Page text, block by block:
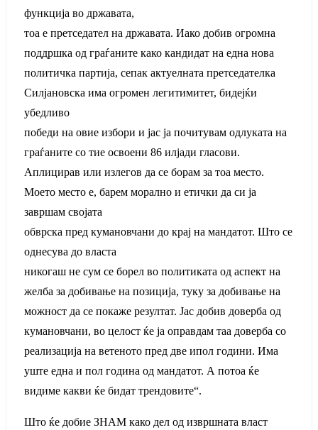
функција во државата,
тоа е претседател на државата. Иако добив огромна
поддршка од граѓаните како кандидат на една нова
политичка партија, сепак актуелната претседателка
Силјановска има огромен легитимитет, бидејќи
убедливо
победи на овие избори и јас ја почитувам одлуката на
граѓаните со тие освоени 86 илјади гласови.
Аплицирав или излегов да се борам за тоа место.
Моето место е, барем морално и етички да си ја
завршам својата
обврска пред кумановчани до крај на мандатот. Што се
однесува до власта
никогаш не сум се борел во политиката од аспект на
желба за добивање на позиција, туку за добивање на
можност да се покаже резултат. Јас добив доверба од
кумановчани, во целост ќе ја оправдам таа доверба со
реализација на ветеното пред две ипол години. Има
уште една и пол година од мандатот. А потоа ќе
видиме какви ќе бидат трендовите“.
Што ќе добие ЗНАМ како дел од извршната власт